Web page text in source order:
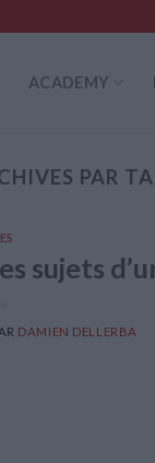
ACADEMY
PAR
sujets
DAMIEN DELLERBA